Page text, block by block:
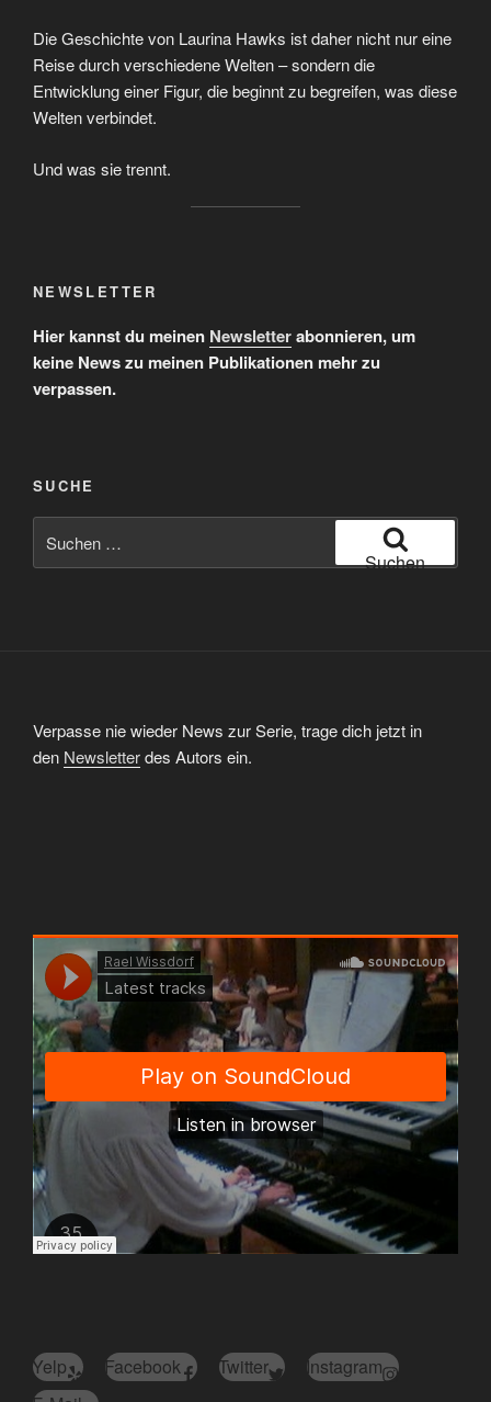
Die Geschichte von Laurina Hawks ist daher nicht nur eine
Reise durch verschiedene Welten – sondern die
Entwicklung einer Figur, die beginnt zu begreifen, was diese
Welten verbindet.
Und was sie trennt.
NEWSLETTER
Hier kannst du meinen Newsletterabonnieren, um
keine News zu meinen Publikationen mehr zu
verpassen.
SUCHE
nach:
Suchen
Verpasse nie wieder News zur Serie, trage dich jetzt in
den Newsletterdes Autors ein.
Yelp Facebook Twitter
Instagram